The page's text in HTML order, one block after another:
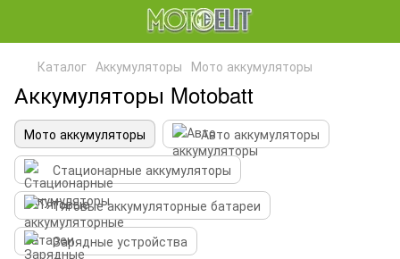
Каталог Аккумуляторы Мото аккумуляторы
Аккумуляторы Motobatt
Мото аккумуляторы
Авто аккумуляторы
Стационарные аккумуляторы
Тяговые аккумуляторные батареи
Зарядные устройства